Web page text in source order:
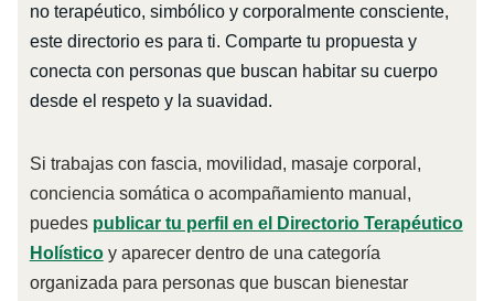
no terapéutico, simbólico y corporalmente consciente,
este directorio es para ti. Comparte tu propuesta y
conecta con personas que buscan habitar su cuerpo
desde el respeto y la suavidad.
Si trabajas con fascia, movilidad, masaje corporal,
conciencia somática o acompañamiento manual,
puedes publicar tu perfil en el Directorio Terapéutico
Holísticoy aparecer dentro de una categoría
organizada para personas que buscan bienestar